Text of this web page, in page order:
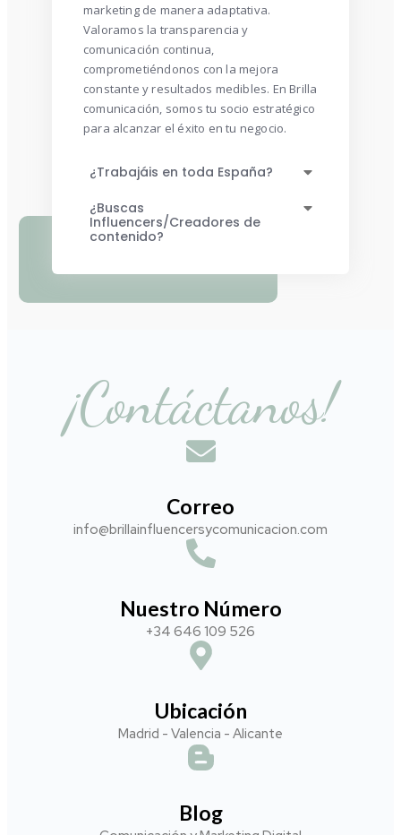
marketing de manera adaptativa.
Valoramos la transparencia y
comunicación continua,
comprometiéndonos con la mejora
constante y resultados medibles. En Brilla
comunicación, somos tu socio estratégico
para alcanzar el éxito en tu negocio.
¿Trabajáis en toda España?
¿Buscas
Influencers/Creadores de
contenido?
¡Contáctanos!
Correo
info@brillainfluencersycomunicacion.com​
Nuestro Número
+34 646 109 526
Ubicación
Madrid - Valencia - Alicante
Blog